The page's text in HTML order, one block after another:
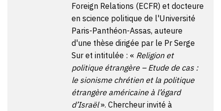
Foreign Relations (ECFR) et docteure
en science politique de l'Université
Paris-Panthéon-Assas, auteure
d'une thèse dirigée par le Pr Serge
Sur et intitulée : « Religion et
politique étrangère – Etude de cas :
le sionisme chrétien et la politique
étrangère américaine à l’égard
d’Israël». Chercheur invité à